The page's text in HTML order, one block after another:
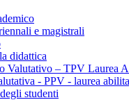
e magistrali
didattica
Valutativo – TPV Laurea
- PPV - laurea
studenti